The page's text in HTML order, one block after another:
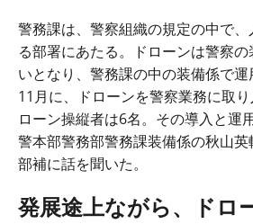
警務課は、警察組織の規定の中で
る部署にあたる。ドローンは警察
いとなり、警務課の中の装備係で運
11 月に、ドローンを警察業務に取
ローン操縦者は6名。その導入と運
警本部警務部警務課装備係の秋山
部補に話を聞いた。
発展途上ながら、ドロ